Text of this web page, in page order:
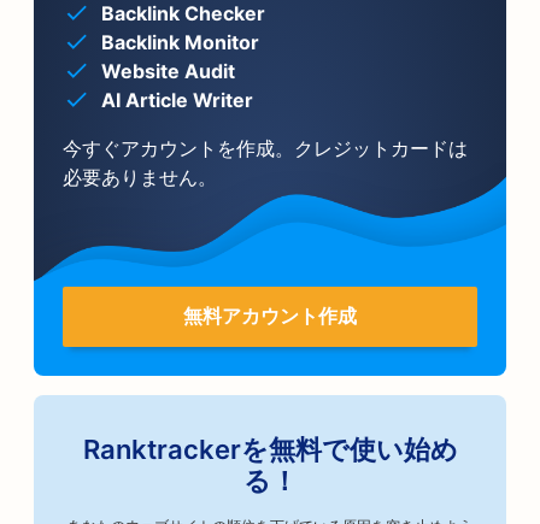
Backlink Checker
Backlink Monitor
Website Audit
AI Article Writer
今すぐアカウントを作成。クレジットカードは
必要ありません。
無料アカウント作成
Ranktrackerを無料で使い始め
る！